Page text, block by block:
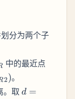
分为两个子
中的最近点
2)。
。取 d =
d =